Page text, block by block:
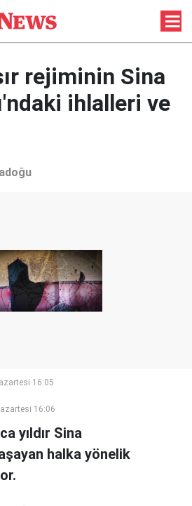
rejiminin Sina
ihlalleri ve
16:05
16:06
yıldır Sina
halka yönelik